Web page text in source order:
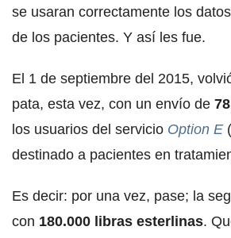
se usaran correctamente los
de los pacientes. Y así les fue.
El 1 de septiembre del 2015,
pata, esta vez, con un envío de
los usuarios del servicio Option E
destinado a pacientes en
Es decir: por una vez, pase; la
con 180.000 libras esterlinas.